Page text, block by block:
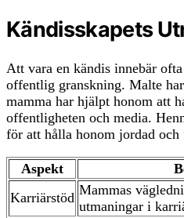
Kändisskapets
Att vara en kändis innebär
offentlig granskning. Malte
mamma har hjälpt honom att
offentligheten och media.
för att hålla honom jordad och
Aspekt
Karriärstöd Mammas
utmaningar i